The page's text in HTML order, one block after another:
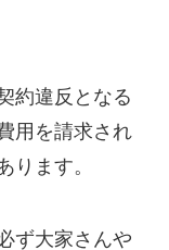
約違反となる
用を請求され
ります。
ず大家さんや